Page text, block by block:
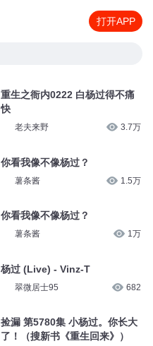
打开APP
重生之衙内0222 白杨过得不痛
快
老夫来野 3.7万
你看我像不像杨过？
薯条酱 1.5万
你看我像不像杨过？
薯条酱 1万
杨过 (Live) - Vinz-T
翠微居士95 682
捡漏 第5780集 小杨过。你长大
了！（搜新书《重生回来》）